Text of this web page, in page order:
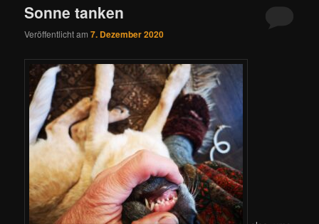
Sonne tanken
Veröffentlicht am7. Dezember 2020